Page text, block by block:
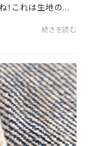
！これは生地の仕
続きを読む